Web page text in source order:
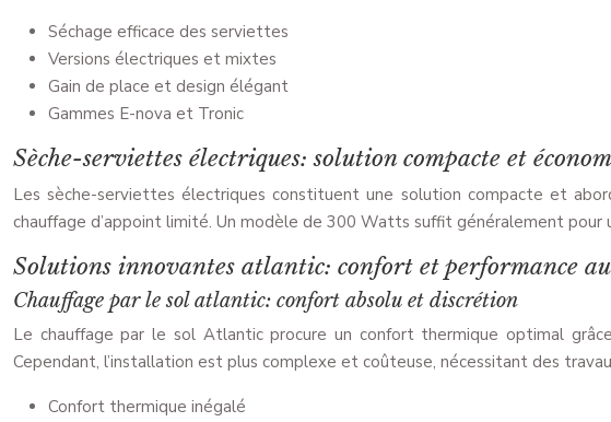
Séchage efficace des serviettes
Versions électriques et mixtes
Gain de place et design élégant
Gammes E-nova et Tronic
Sèche-serviettes électriques: solution compacte et
Les sèche-serviettes électriques constituent une solution compacte et
chauffage d’appoint limité. Un modèle de 300 Watts suffit généralement
Solutions innovantes atlantic: confort et performance
Chauffage par le sol atlantic: confort absolu et discrétion
Le chauffage par le sol Atlantic procure un confort thermique optimal
Cependant, l’installation est plus complexe et coûteuse, nécessitant des
Confort thermique inégalé